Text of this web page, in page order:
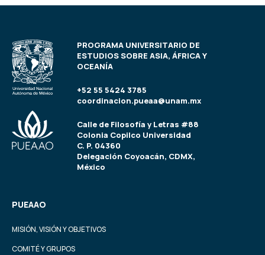
PROGRAMA UNIVERSITARIO DE
ESTUDIOS SOBRE ASIA, ÁFRICA Y
OCEANÍA
+52 55 5424 3785
coordinacion.pueaa@unam.mx
Calle de Filosofía y Letras #88
Colonia Copilco Universidad
C. P. 04360
Delegación Coyoacán, CDMX,
México
PUEAAO
MISIÓN, VISIÓN Y OBJETIVOS
COMITÉ Y GRUPOS